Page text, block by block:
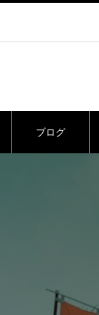
ブログ